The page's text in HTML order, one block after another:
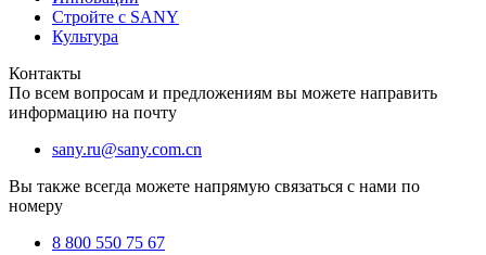
Стройте с SANY
Культура
Контакты
По всем вопросам и предложениям вы можете направить
информацию на почту
sany.ru@sany.com.cn
Вы также всегда можете напрямую связаться с нами по
номеру
8 800 550 75 67